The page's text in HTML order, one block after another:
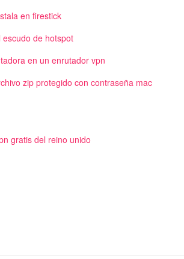
en firestick
de hotspot
en un enrutador vpn
zip protegido con contraseña mac
gratis del reino unido